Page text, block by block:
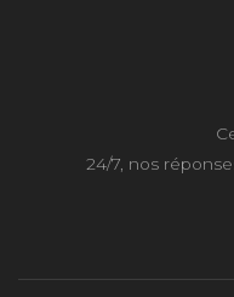
24/7, nos